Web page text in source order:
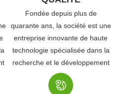
Fondée depuis plus de
quarante ans, la société est une
entreprise innovante de haute
technologie spécialisée dans la
recherche et le développement